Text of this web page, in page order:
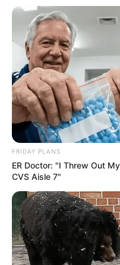
FRIDAY PLANS
ER Doctor: "I Threw Out
CVS Aisle 7"